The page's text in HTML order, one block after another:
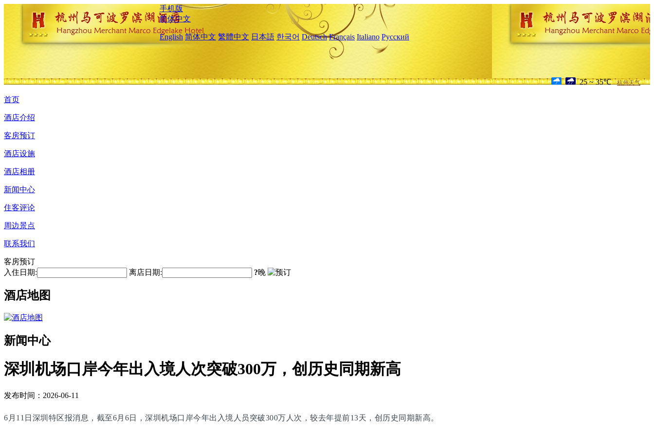
手机版
简体中文
English 简体中文 繁體中文 日本語 한국어 Deutsch Français Italiano Русский
25 ~ 35℃ 杭州天气
首页
酒店介绍
客房预订
酒店设施
酒店相册
新闻中心
住客评论
周边景点
联系我们
客房预订
入住日期:
离店日期: ?晚
酒店地图
新闻中心
深圳机场口岸今年出入境人次突破300万，创历史同期新高
发布时间：2026-06-11
6月11日深圳特区报消息，截至6月6日，深圳机场口岸今年出入境人员突破300万人次，较去年提前13天，创历史同期新高。